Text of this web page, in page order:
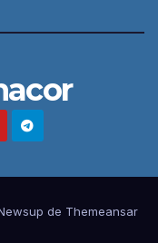
de Themeansar